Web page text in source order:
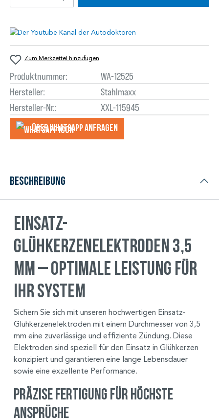
Zum Merkzettel hinzufügen
Produktnummer:
WA-12525
Hersteller:
Stahlmaxx
Hersteller-Nr.:
XXL-115945
Über WhatsApp anfragеn
Beschreibung
Einsatz-
Glühkerzenelektroden 3,5
mm – Optimale Leistung für
Ihr System
Sichern Sie sich mit unseren hochwertigen Einsatz-
Glühkerzenelektroden mit einem Durchmesser von 3,5
mm eine zuverlässige und effiziente Zündung. Diese
Elektroden sind speziell für den Einsatz in Glühkerzen
konzipiert und garantieren eine lange Lebensdauer
sowie eine exzellente Performance.
Präzise Fertigung für höchste
Ansprüche